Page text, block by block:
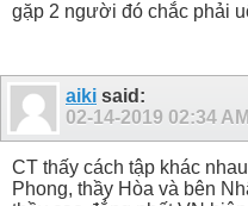
gặp 2 người đó chắc phải
aiki said:
02-14-2019 02:34 AM
CT thấy cách tập khác
Phong, thầy Hòa và bên